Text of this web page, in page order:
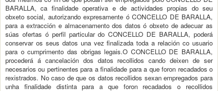
BARALLA, ca finalidade operativa e de actividades propias do seu
obxeto social, autorizando expresamente ó CONCELLO DE BARALLA,
para a extracción e almacenamento dos datos ó obxeto de adecuar as
súas ofertas ó perfil particular do CONCELLO DE BARALLA, poderá
conservar os seus datos una vez finalizada toda a relación co usuario
para o cumprimento das obrigas legais.O CONCELLO DE BARALLA,
procederá á cancelación dos datos recollidos cando deixen de ser
necesarios ou pertinentes para a finalidade para a que foron recadados o
rexistrados. No caso de que os datos recollidos sexan empregados para
unha finalidade distinta para a que foron recadados o recollidos